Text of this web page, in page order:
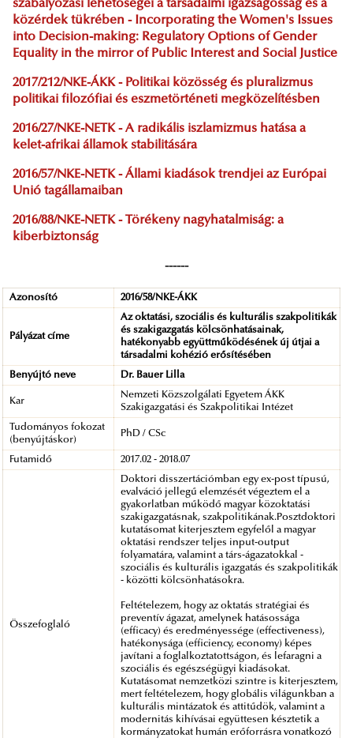
szabályozási lehetőségei a társadalmi igazságosság és a
közérdek tükrében - Incorporating the Women's Issues
into Decision-making: Regulatory Options of Gender
Equality in the mirror of Public Interest and Social Justice
2017/212/NKE-ÁKK - Politikai közösség és pluralizmus
politikai filozófiai és eszmetörténeti megközelítésben
2016/27/NKE-NETK - A radikális iszlamizmus hatása a
kelet-afrikai államok stabilitására
2016/57/NKE-NETK - Állami kiadások trendjei az Európai
Unió tagállamaiban
2016/88/NKE-NETK - Törékeny nagyhatalmiság: a
kiberbiztonság
------
Azonosító 2016/58/NKE-ÁKK
Pályázat címe
Az oktatási, szociális és kulturális szakpolitikák
és szakigazgatás kölcsönhatásainak,
hatékonyabb együttműködésének új útjai a
társadalmi kohézió erősítésében
Benyújtó neve Dr. Bauer Lilla
Kar
Nemzeti Közszolgálati Egyetem ÁKK
Szakigazgatási és Szakpolitikai Intézet
Tudományos fokozat
(benyújtáskor)
PhD / CSc
Futamidő 2017.02 - 2018.07
Összefoglaló
Doktori disszertációmban egy ex-post típusú,
evalváció jellegű elemzését végeztem el a
gyakorlatban működő magyar közoktatási
szakigazgatásnak, szakpolitikának.Posztdoktori
kutatásomat kiterjesztem egyfelől a magyar
oktatási rendszer teljes input-output
folyamatára, valamint a társ-ágazatokkal -
szociális és kulturális igazgatás és szakpolitikák
- közötti kölcsönhatásokra.
Feltételezem, hogy az oktatás stratégiai és
preventív ágazat, amelynek hatásossága
(efficacy) és eredményessége (effectiveness),
hatékonysága (efficiency, economy) képes
javítani a foglalkoztatottságon, és lefaragni a
szociális és egészségügyi kiadásokat.
Kutatásomat nemzetközi szintre is kiterjesztem,
mert feltételezem, hogy globális világunkban a
kulturális mintázatok és attitűdök, valamint a
modernitás kihívásai együttesen késztetik a
kormányzatokat humán erőforrásra vonatkozó